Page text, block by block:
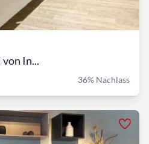
In...
36% Nachlass